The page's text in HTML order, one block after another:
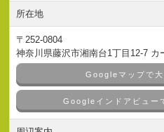
所在地
〒252-0804
神奈川県藤沢市湘南台1丁目12-7 カ
Googleマップで大
Googleインドアビュー